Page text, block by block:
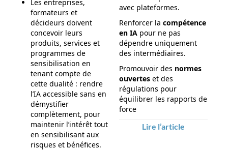
Les entreprises,
formateurs et
décideurs doivent
concevoir leurs
produits, services et
programmes de
sensibilisation en
tenant compte de
cette dualité : rendre
l’IA accessible sans en
démystifier
complètement, pour
maintenir l’intérêt tout
en sensibilisant aux
risques et bénéfices.
avec plateformes.
Renforcer la compétence
en IA pour ne pas
dépendre uniquement
des intermédiaires.
Promouvoir des normes
ouvertes et des
régulations pour
équilibrer les rapports de
force
Lire l’article